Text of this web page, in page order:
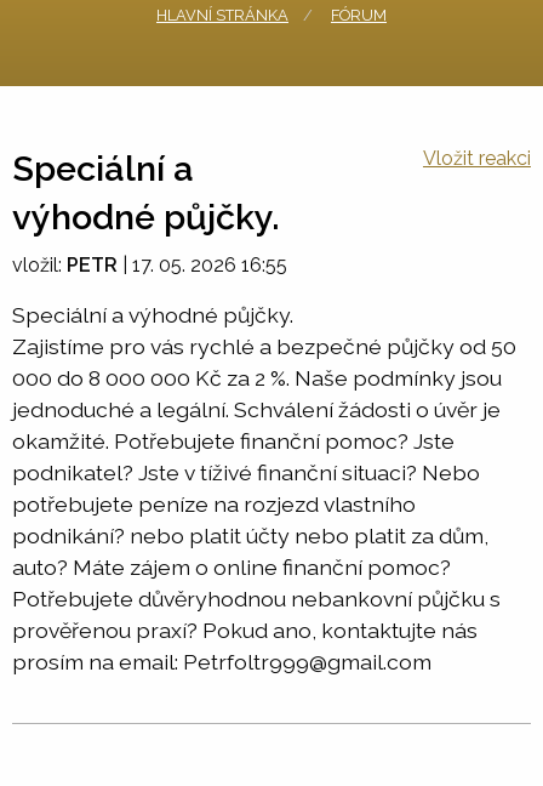
HLAVNÍ STRÁNKA FÓRUM
Speciální a
výhodné půjčky.
Vložit reakci
vložil: PETR 17. 05. 2026 16:55
Speciální a výhodné půjčky.
Zajistíme pro vás rychlé a bezpečné půjčky od 50
000 do 8 000 000 Kč za 2 %. Naše podmínky jsou
jednoduché a legální. Schválení žádosti o úvěr je
okamžité. Potřebujete finanční pomoc? Jste
podnikatel? Jste v tíživé finanční situaci? Nebo
potřebujete peníze na rozjezd vlastního
podnikání? nebo platit účty nebo platit za dům,
auto? Máte zájem o online finanční pomoc?
Potřebujete důvěryhodnou nebankovní půjčku s
prověřenou praxí? Pokud ano, kontaktujte nás
prosím na email: Petrfoltr999@gmail.com